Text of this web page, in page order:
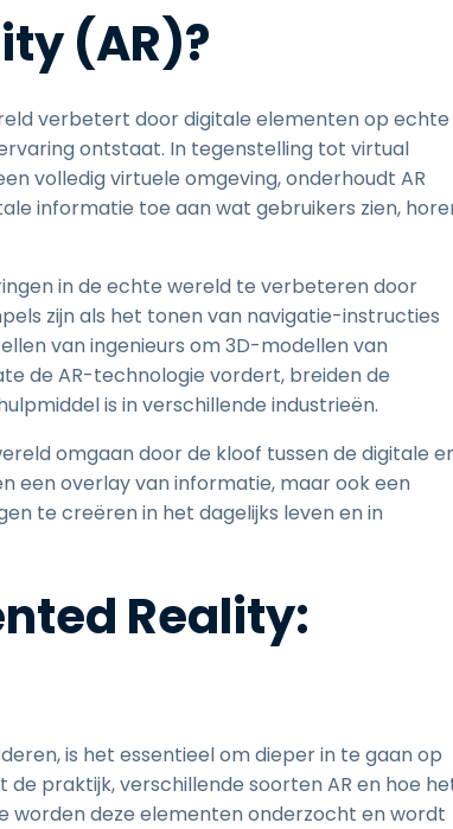
(AR)?
verbetert door digitale elementen op echte
ontstaat. In tegenstelling tot virtual
volledig virtuele omgeving, onderhoudt AR
informatie toe aan wat gebruikers zien,
in de echte wereld te verbeteren door
zijn als het tonen van navigatie-instructies
van ingenieurs om 3D-modellen van
de AR-technologie vordert, breiden de
is in verschillende industrieën.
omgaan door de kloof tussen de digitale
een overlay van informatie, maar ook een
te creëren in het dagelijks leven en in
Reality:
is het essentieel om dieper in te gaan op
praktijk, verschillende soorten AR en hoe
worden deze elementen onderzocht en wordt